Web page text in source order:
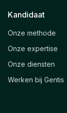
Kandidaat
Onze methode
Onze expertise
Onze diensten
Werken bij Gentis